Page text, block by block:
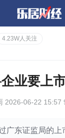
4.23W人关注
业要上
2026-06-22 15:57
广东证监局的上